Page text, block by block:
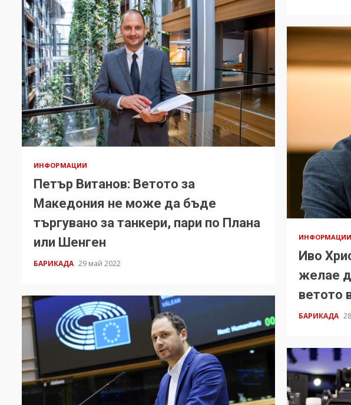
ИНФОРМАЦИИ
Петър Витанов: Ветото за
Македония не може да бъде
търгувано за танкери, пари по Плана
или Шенген
БАРИКАДА 29 май 2022
ИНФОРМАЦИИ
Иво
желае
ветото
БАРИКАДА